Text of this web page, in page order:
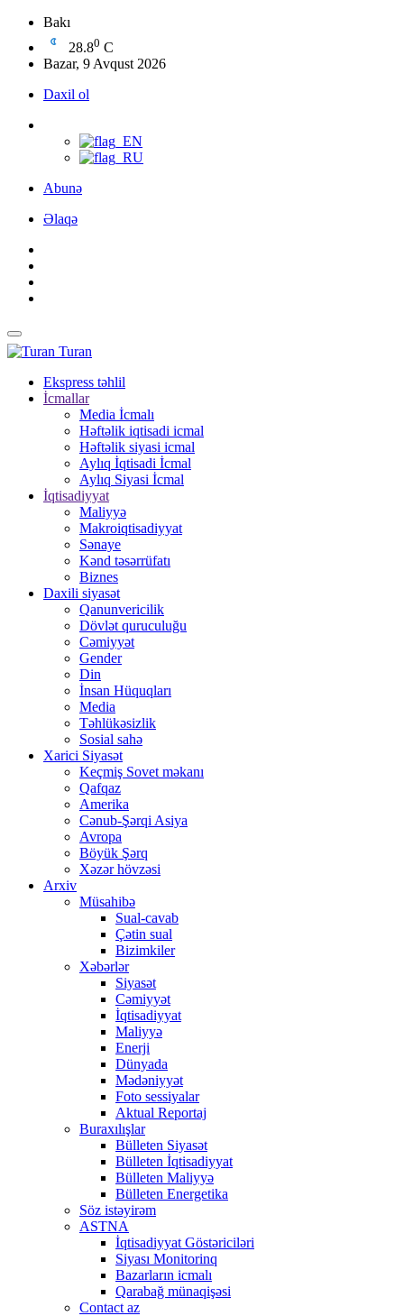
Bakı
28.80 C
Bazar, 9 Avqust 2026
Daxil ol
Abunə
Əlaqə
Turan
Ekspress təhlil
İcmallar
Media İcmalı
Həftəlik iqtisadi icmal
Həftəlik siyasi icmal
Aylıq İqtisadi İcmal
Aylıq Siyasi İcmal
İqtisadiyyat
Maliyyə
Makroiqtisadiyyat
Sənaye
Kənd təsərrüfatı
Biznes
Daxili siyasət
Qanunvericilik
Dövlət quruculuğu
Cəmiyyət
Gender
Din
İnsan Hüquqları
Media
Təhlükəsizlik
Sosial sahə
Xarici Siyasət
Keçmiş Sovet məkanı
Qafqaz
Amerika
Cənub-Şərqi Asiya
Avropa
Böyük Şərq
Xəzər hövzəsi
Arxiv
Müsahibə
Sual-cavab
Çətin sual
Bizimkiler
Xəbərlər
Siyasət
Cəmiyyət
İqtisadiyyat
Maliyyə
Enerji
Dünyada
Mədəniyyət
Foto sessiyalar
Aktual Reportaj
Buraxılışlar
Bülleten Siyasət
Bülleten İqtisadiyyat
Bülleten Maliyyə
Bülleten Energetika
Söz istəyirəm
ASTNA
İqtisadiyyat Göstəriciləri
Siyası Monitorinq
Bazarların icmalı
Qarabağ münaqişəsi
Contact az